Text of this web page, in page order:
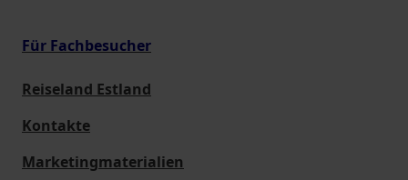
Für Fachbesucher
Reiseland Estland
Kontakte
Marketingmaterialien